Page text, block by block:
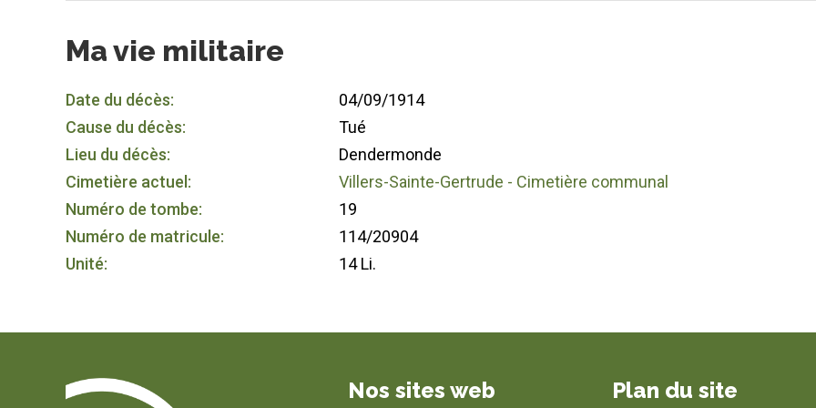
Ma vie militaire
Date du décès:
04/09/1914
Cause du décès:
Tué
Lieu du décès:
Dendermonde
Cimetière actuel:
Villers-Sainte-Gertrude - Cimetière communal
Numéro de tombe:
19
Numéro de matricule:
114/20904
Unité:
14 Li.
Nos sites web Plan du site